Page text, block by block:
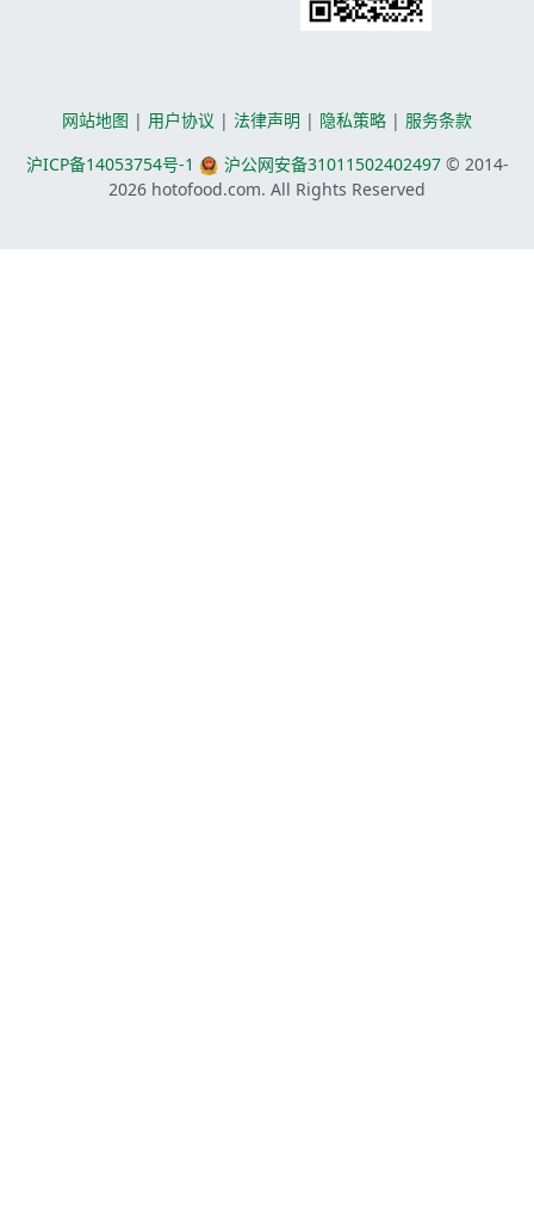
网站地图 | 用户协议 | 法律声明 | 隐私策略 | 服务条款
沪ICP备14053754号-1
沪公网安备31011502402497© 2014-
2026 hotofood.com. All Rights Reserved